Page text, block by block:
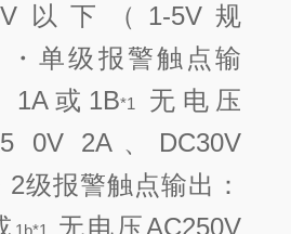
以下（1-5V规
・单级报警触点输
1A或1B*1
无电压
0V 2A、DC30V
2级报警触点输出：
1b*1 无电压AC250V